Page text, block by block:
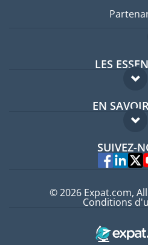
LES
Forum
Guides
EN
FAQ
SUIVEZ-
© 2026 Expat.com,
Conditions